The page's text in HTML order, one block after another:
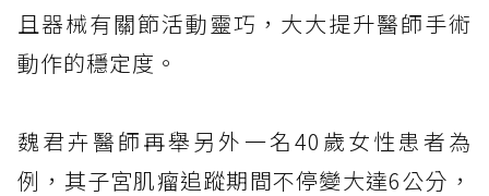
且器械有關節活動靈巧，大大提升醫師手術
動作的穩定度。
魏君卉醫師再舉另外一名40歲女性患者為
例，其子宮肌瘤追蹤期間不停變大達6公分，